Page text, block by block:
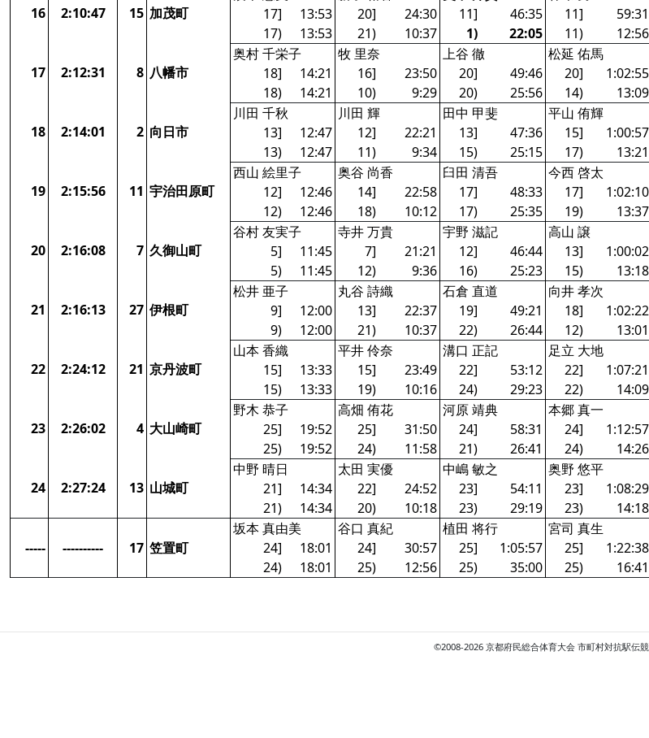
16 2:10:47 15 加茂町
17]
13:53 20] 24:30 11] 46:35 11] 59:31
17)
13:53 21) 10:37 1) 22:05 11) 12:56
17 2:12:31 8 八幡市
奥村 千栄子 牧 里奈 上谷 徹 松延 佑馬
18]
14:21 16] 23:50 20] 49:46 20] 1:02:55
18)
14:21 10) 9:29 20) 25:56 14) 13:09
18 2:14:01 2 向日市
川田 千秋 川田 輝 田中 甲斐 平山 侑輝
13]
12:47 12] 22:21 13] 47:36 15] 1:00:57
13)
12:47 11) 9:34 15) 25:15 17) 13:21
19 2:15:56 11 宇治田原町
西山 絵里子 奥谷 尚香 臼田 清吾 今西 啓太
12]
12:46 14] 22:58 17] 48:33 17] 1:02:10
12)
12:46 18) 10:12 17) 25:35 19) 13:37
20 2:16:08 7 久御山町
谷村 友実子 寺井 万貴 宇野 滋記 高山 譲
5]
11:45 7] 21:21 12] 46:44 13] 1:00:02
5)
11:45 12) 9:36 16) 25:23 15) 13:18
21 2:16:13 27 伊根町
松井 亜子 丸谷 詩織 石倉 直道 向井 孝次
9]
12:00 13] 22:37 19] 49:21 18] 1:02:22
9)
12:00 21) 10:37 22) 26:44 12) 13:01
22 2:24:12 21 京丹波町
山本 香織 平井 伶奈 溝口 正記 足立 大地
15]
13:33 15] 23:49 22] 53:12 22] 1:07:21
15)
13:33 19) 10:16 24) 29:23 22) 14:09
23 2:26:02 4 大山崎町
野木 恭子 高畑 侑花 河原 靖典 本郷 真一
25]
19:52 25] 31:50 24] 58:31 24] 1:12:57
25)
19:52 24) 11:58 21) 26:41 24) 14:26
24 2:27:24 13 山城町
中野 晴日 太田 実優 中嶋 敏之 奥野 悠平
21]
14:34 22] 24:52 23] 54:11 23] 1:08:29
21)
14:34 20) 10:18 23) 29:19 23) 14:18
----- ---------- 17 笠置町
坂本 真由美 谷口 真紀 植田 将行 宮司 真生
24]
18:01 24] 30:57 25] 1:05:57 25] 1:22:38
24)
18:01 25) 12:56 25) 35:00 25) 16:41
©2008-2026 京都府民総合体育大会 市町村対抗駅伝